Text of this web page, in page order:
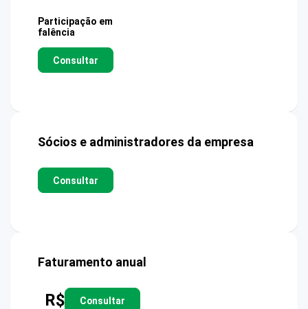
Participação em
falência
Consultar
Sócios e administradores da empresa
Consultar
Faturamento anual
R$ Consultar